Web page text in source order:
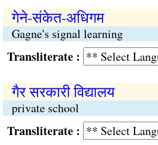
गेने-संकेत-अधिगम
Gagne's signal learning
:
गैर सरकारी विद्यालय
private school
: